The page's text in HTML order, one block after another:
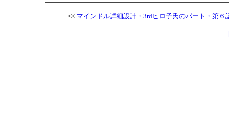
<< マインドル詳細設計・3rdヒロ子氏のパート・第６